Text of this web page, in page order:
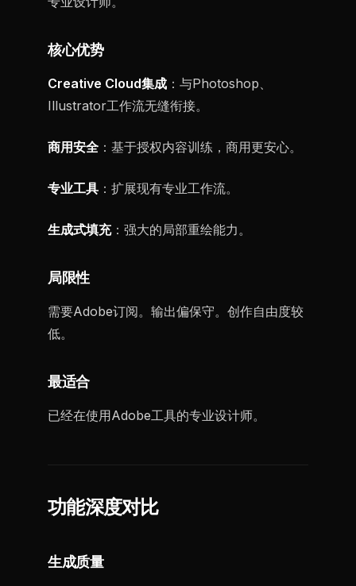
核心优势
Creative Cloud集成 ：与Photoshop、
Illustrator工作流无缝衔接。
商用安全 ：基于授权内容训练，商用更安心。
专业工具 ：扩展现有专业工作流。
生成式填充：强大的局部重绘能力。
局限性
需要Adobe订阅。输出偏保守。创作自由度较
低。
最适合
已经在使用Adobe工具的专业设计师。
功能深度对比
生成质量